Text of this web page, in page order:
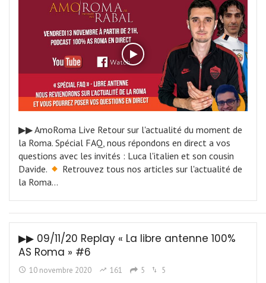
▶︎▶︎ AmoRoma Live Retour sur l'actualité du moment de
la Roma. Spécial FAQ, nous répondons en direct a vos
questions avec les invités : Luca l'italien et son cousin
Davide.
Retrouvez tous nos articles sur l'actualité de
la Roma…
▶︎▶︎ 09/11/20 Replay « La libre antenne 100%
AS Roma » #6
10 novembre 2020 161 5 5